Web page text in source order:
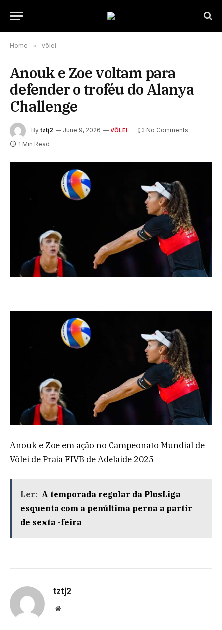
Home » vôlei
Anouk e Zoe voltam para
defender o troféu do Alanya
Challenge
By tztj2 June 9, 2026 VÔLEI
No Comments
1 Min Read
Anouk e Zoe em ação no Campeonato Mundial de
Vôlei de Praia FIVB de Adelaide 2025
Ler: A temporada regular da PlusLiga
esquenta com a penúltima perna a partir
de sexta -feira
tztj2
Website